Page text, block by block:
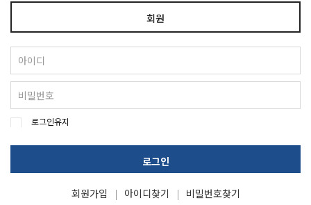
회원
로그인유지
로그인
회원가입 아이디찾기 비밀번호찾기